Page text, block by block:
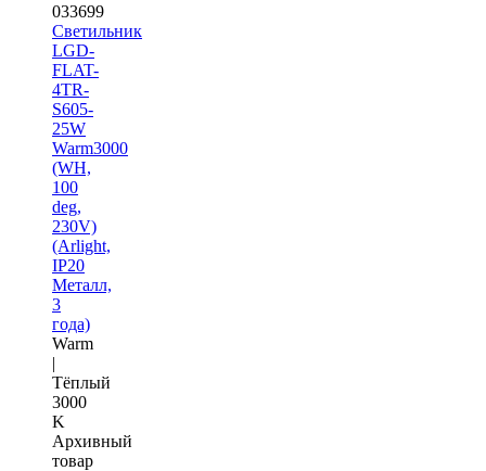
033699
Светильник
LGD-
FLAT-
4TR-
S605-
25W
Warm3000
(WH,
100
deg,
230V)
(Arlight,
IP20
Металл,
3
года)
Warm
|
Тёплый
3000
K
Архивный
товар